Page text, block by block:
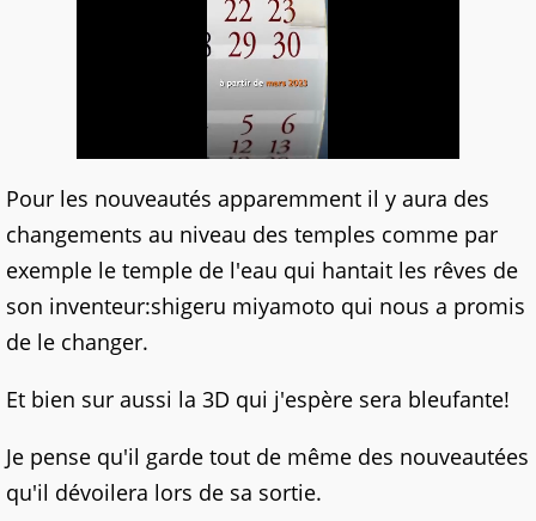
Pour les nouveautés apparemment il y aura des
changements au niveau des temples comme par
exemple le temple de l'eau qui hantait les rêves de
son inventeur:shigeru miyamoto qui nous a promis
de le changer.
Et bien sur aussi la 3D qui j'espère sera bleufante!
Je pense qu'il garde tout de même des nouveautées
qu'il dévoilera lors de sa sortie.